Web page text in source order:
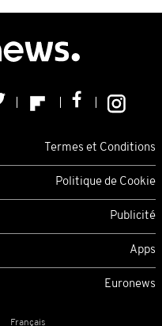
Termes et Conditions
Politique de Cookie
Publicité
Apps
Euronews